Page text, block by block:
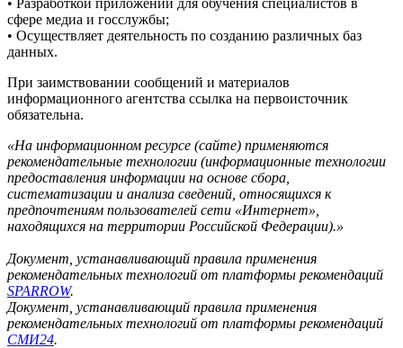
сфере медиа и госслужбы;
• Осуществляет деятельность по созданию различных баз
данных.
При заимствовании сообщений и материалов
информационного агентства ссылка на первоисточник
обязательна.
«На информационном ресурсе (сайте) применяются
рекомендательные технологии (информационные технологии
предоставления информации на основе сбора,
систематизации и анализа сведений, относящихся к
предпочтениям пользователей сети «Интернет»,
находящихся на территории Российской Федерации).»
Документ, устанавливающий правила применения
рекомендательных технологий от платформы рекомендаций
SPARROW.
Документ, устанавливающий правила применения
рекомендательных технологий от платформы рекомендаций
СМИ24.